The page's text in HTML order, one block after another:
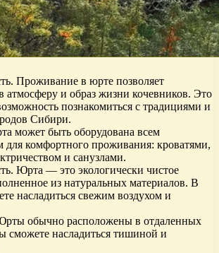
Проживание в юрте позволяет
атмосферу и образ жизни кочевников. Это
познакомиться с традициями и
Сибири.
может быть оборудована всем
для комфортного проживания: кроватями,
и санузлами.
Юрта — это экологически чистое
из натуральных материалов. В
насладиться свежим воздухом и
обычно расположены в отдаленных
сможете насладиться тишиной и